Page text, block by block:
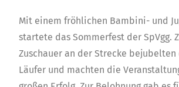
Mit einem fröhlichen Bambini- und
startete das Sommerfest der SpVgg.
Zuschauer an der Strecke
Läufer und machten die